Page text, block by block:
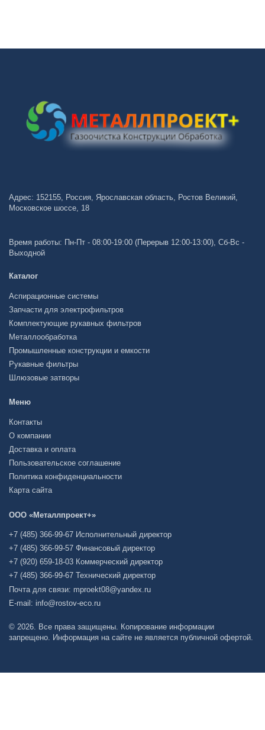
Адрес: 152155, Россия, Ярославская область, Ростов Великий,
Московское шоссе, 18
Время работы: Пн-Пт - 08:00-19:00 (Перерыв 12:00-13:00), Сб-Вс -
Выходной
Каталог
Аспирационные системы
Запчасти для электрофильтров
Комплектующие рукавных фильтров
Металлообработка
Промышленные конструкции и емкости
Рукавные фильтры
Шлюзовые затворы
Меню
Контакты
О компании
Доставка и оплата
Пользовательское соглашение
Политика конфиденциальности
Карта сайта
ООО «Металлпроект+»
+7 (485) 366-99-67 Исполнительный директор
+7 (485) 366-99-57 Финансовый директор
+7 (920) 659-18-03 Коммерческий директор
+7 (485) 366-99-67 Технический директор
Почта для связи: mproekt08@yandex.ru
E-mail: info@rostov-eco.ru
© 2026. Все права защищены. Копирование информации
запрещено. Информация на сайте не является публичной офертой.